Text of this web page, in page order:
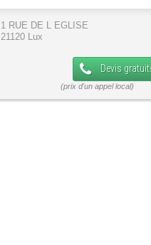
1 RUE DE L EGLISE
21120 Lux
Devis